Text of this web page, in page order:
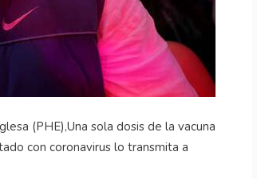
(PHE),Una sola dosis de la vacuna
con coronavirus lo transmita a